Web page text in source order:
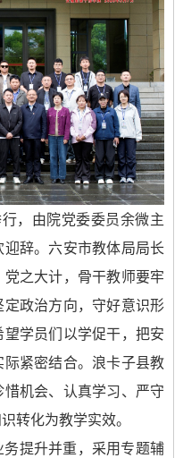
，由院党委委员余微主
辞。六安市教体局局长
之大计，骨干教师要牢
政治方向，守好意识形
学员们以学促干，把安
紧密结合。浪卡子县教
机会、认真学习、严守
转化为教学实效。
提升并重，采用专题辅